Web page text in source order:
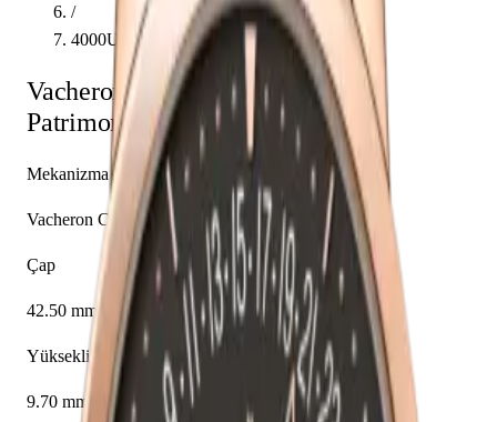
/
4000U/000R-B111
Vacheron Constantin
Patrimony
4000U/000R-B111
Mekanizma
Vacheron Constantin caliber 2460 R31R7
Çap
42.50 mm
Yükseklik
9.70 mm